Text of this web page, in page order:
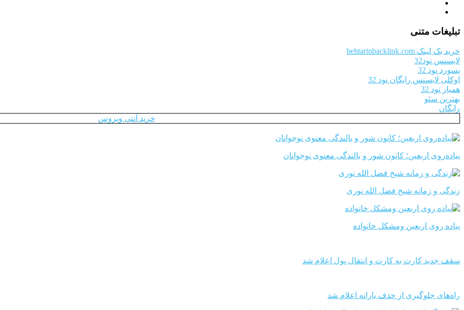
تبلیغات متنی
خرید بک لینک behtarinbacklink.com
لایسنس نود32
پسورد نود 32
اوکلی لایسنس رایگان نود 32
همیار نود 32
بهترین سئو
رایگان
خرید آنتی ویروس
پیاده‌روی اربعین؛ کانون شور و بالندگی معنوی نوجوانان
زندگی و زمانه شیخ فضل الله نوری
پیاده روی اربعین ومشکل خانواده
سقف جدید کارت به کارت و انتقال پول اعلام شد
راه‌های جلوگیری از حذف یارانه اعلام شد